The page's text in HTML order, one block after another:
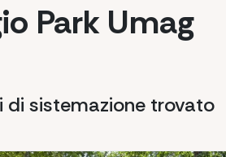
Park Umag
di sistemazione trovato